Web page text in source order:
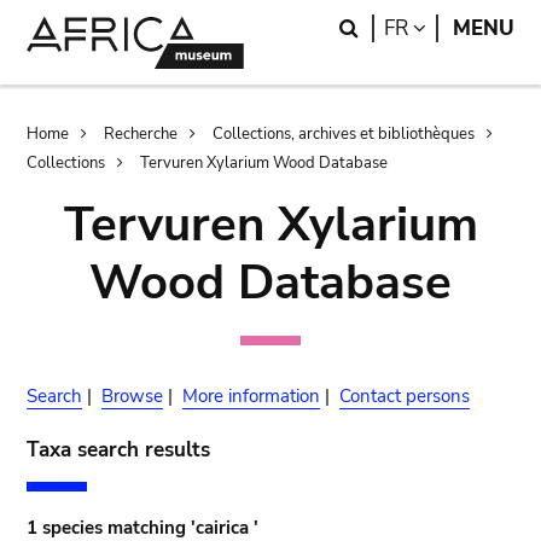
Search
FR LANGUAGE
MENU
Breadcrumb
Home Recherche
Collections, archives et bibliothèques
Collections
Tervuren Xylarium Wood Database
Tervuren Xylarium
Wood Database
Search | Browse | More information | Contact persons
Taxa search results
1 species matching 'cairica '